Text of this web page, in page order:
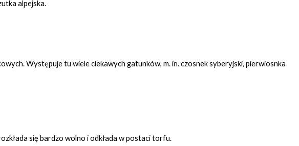
alpejska.
Występuje tu wiele ciekawych gatunków, m. in. czosnek syberyjski, pierwiosnka
się bardzo wolno i odkłada w postaci torfu.